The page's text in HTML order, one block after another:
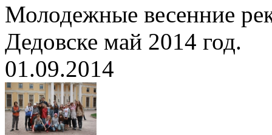
Молодежные весенние
Дедовске май 2014 год.
01.09.2014